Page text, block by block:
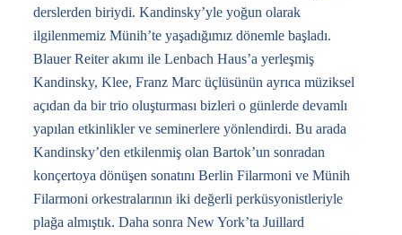
derslerden biriydi. Kandinsky’yle yoğun olarak
ilgilenmemiz Münih’te yaşadığımız dönemle başladı.
Blauer Reiter akımı ile Lenbach Haus’a yerleşmiş
Kandinsky, Klee, Franz Marc üçlüsünün ayrıca müziksel
açıdan da bir trio oluşturması bizleri o günlerde devamlı
yapılan etkinlikler ve seminerlere yönlendirdi. Bu arada
Kandinsky’den etkilenmiş olan Bartok’un sonradan
konçertoya dönüşen sonatını Berlin Filarmoni ve Münih
Filarmoni orkestralarının iki değerli perküsyonistleriyle
plağa almıştık. Daha sonra New York’ta Juillard